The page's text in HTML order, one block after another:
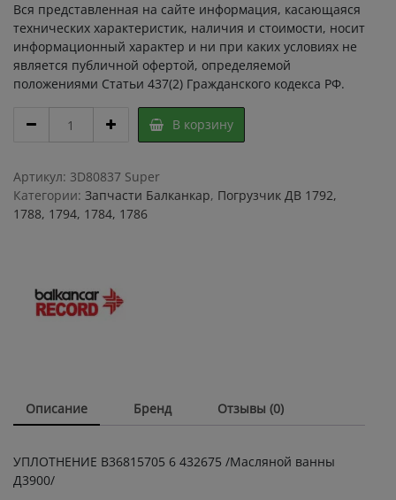
Вся представленная на сайте информация, касающаяся
технических характеристик, наличия и стоимости, носит
информационный характер и ни при каких условиях не
является публичной офертой, определяемой
положениями Статьи 437(2) Гражданского кодекса РФ.
УПЛОТНЕНИЕ
В36815705
432675
/
Масляной
В корзину
Артикул: 3D80837 Super
Категории: Запчасти Балканкар, Погрузчик ДВ 1792,
1788, 1794, 1784, 1786
Описание Бренд Отзывы (0)
УПЛОТНЕНИЕ В36815705 6 432675 /Масляной ванны
Д3900/